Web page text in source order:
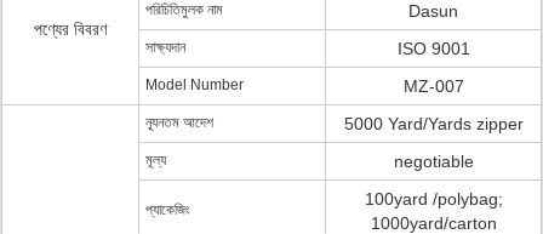
পণ্যের বিবরণ
পরিচিতিমুলক নাম Dasun
সাক্ষ্যদান ISO 9001
Model Number MZ-007
ন্যূনতম আদেশ 5000 Yard/Yards zipper
মূল্য negotiable
প্যাকেজিং
100yard /polybag;
1000yard/carton